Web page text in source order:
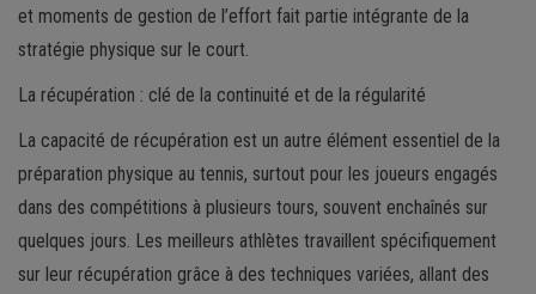
et moments de gestion de l’effort fait partie intégrante de la
stratégie physique sur le court.
La récupération : clé de la continuité et de la régularité
La capacité de récupération est un autre élément essentiel de la
préparation physique au tennis, surtout pour les joueurs engagés
dans des compétitions à plusieurs tours, souvent enchaînés sur
quelques jours. Les meilleurs athlètes travaillent spécifiquement
sur leur récupération grâce à des techniques variées, allant des